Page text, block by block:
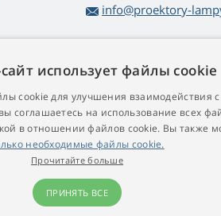
info@proektory-
для
О компании
Контакт
использует файлы cookie
cookie для улучшения взаимодействия
соглашаетесь на использование всех
в ​​отношении файлов cookie. Вы также
необходимые файлы cookie.
Прочитайте больше
ПРИНЯТЬ ВСЕ